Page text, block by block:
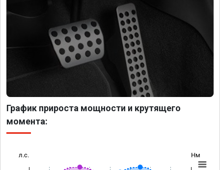
График прироста мощности и крутящего
момента:
л.с. Нм